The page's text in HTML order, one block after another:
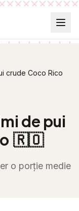
crude Coco Rico
de pui
🇷🇴
o porție medie